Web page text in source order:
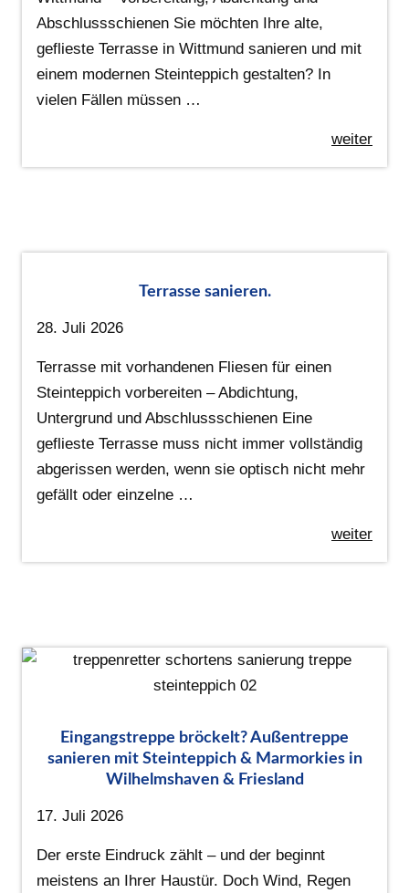
Abschlussschienen Sie möchten Ihre alte,
geflieste Terrasse in Wittmund sanieren und mit
einem modernen Steinteppich gestalten? In
vielen Fällen müssen …
weiter
Terrasse sanieren.
28. Juli 2026
Terrasse mit vorhandenen Fliesen für einen
Steinteppich vorbereiten – Abdichtung,
Untergrund und Abschlussschienen Eine
geflieste Terrasse muss nicht immer vollständig
abgerissen werden, wenn sie optisch nicht mehr
gefällt oder einzelne …
weiter
Eingangstreppe bröckelt? Außentreppe
sanieren mit Steinteppich & Marmorkies in
Wilhelmshaven & Friesland
17. Juli 2026
Der erste Eindruck zählt – und der beginnt
meistens an Ihrer Haustür. Doch Wind, Regen